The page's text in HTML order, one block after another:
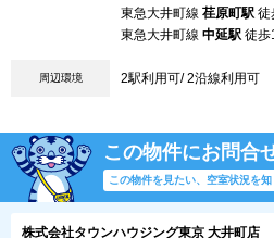
東急大井町線 荏原町駅 徒
東急大井町線 中延駅 徒歩
周辺環境 2駅利用可/ 2沿線利用可
この物件にお問合
この物件を見たい、空室状況を
株式会社タウンハウジング東京 大井町店